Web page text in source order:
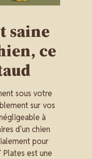
saine
ce
sous votre
sur vos
à
d’un chien
pour
est une